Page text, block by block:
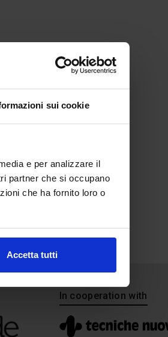
sui cookie
e per analizzare il
partner che si occupano
che ha fornito loro o
Accetta tutti
In cooperation with